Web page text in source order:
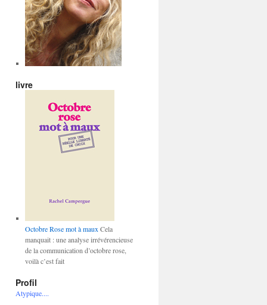
livre
Octobre Rose mot à maux Cela
manquait : une analyse irrévérencieuse
de la communication d’octobre rose,
voilà c’est fait
Profil
Atypique....